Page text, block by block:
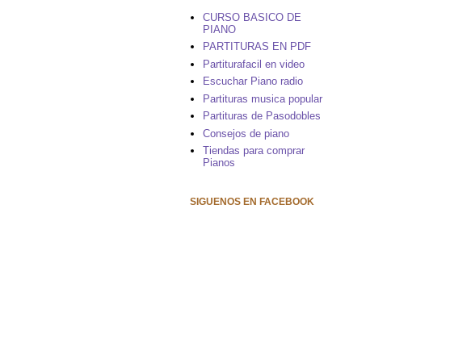
CURSO BASICO DE
PIANO
PARTITURAS EN PDF
Partiturafacil en video
Escuchar Piano radio
Partituras musica popular
Partituras de Pasodobles
Consejos de piano
Tiendas para comprar
Pianos
SIGUENOS EN FACEBOOK